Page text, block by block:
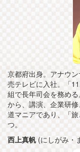
京都府出身。アナウ
売テレビに入社。「
組で長年司会を務め
から、講演、企業研
道マニアであり、「
つ。
西上真帆(にしがみ・